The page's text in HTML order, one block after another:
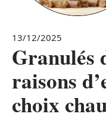
13/12/2025
Granulés
raisons
choix